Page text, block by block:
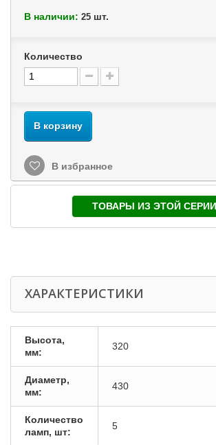
В наличии: 25 шт.
Количество
В корзину
В избранное
ТОВАРЫ ИЗ ЭТОЙ СЕРИИ
ХАРАКТЕРИСТИКИ
Высота,
мм:
320
Диаметр,
мм:
430
Количество
ламп, шт:
5